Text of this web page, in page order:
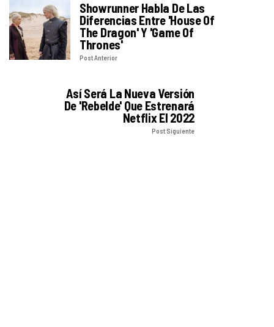
Showrunner Habla De Las
Diferencias Entre 'House Of
The Dragon' Y 'Game Of
Thrones'
Post Anterior
Así Será La Nueva Versión
De 'Rebelde' Que Estrenará
Netflix El 2022
Post Siguiente